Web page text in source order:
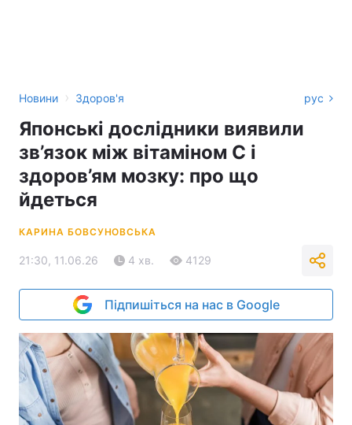
Новини › Здоров'я рус
Японські дослідники виявили
зв’язок між вітаміном C і
здоров’ям мозку: про що
йдеться
КАРИНА БОВСУНОВСЬКА
21:30, 11.06.26 4 хв. 4129
Підпишіться на нас в Google